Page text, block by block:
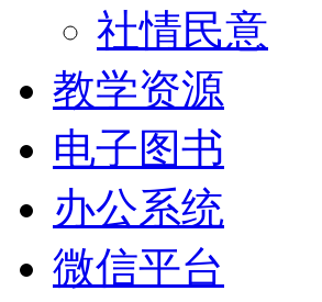
社情民意
教学资源
电子图书
办公系统
微信平台